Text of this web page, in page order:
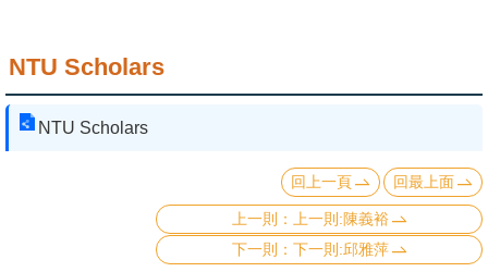
NTU Scholars
NTU Scholars
回上一頁 回最上面
上一則:陳義裕
下一則:邱雅萍